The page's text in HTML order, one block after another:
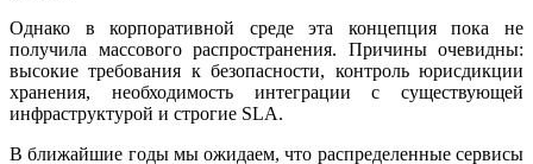
Однако в корпоративной среде эта концепция пока не
получила массового распространения. Причины очевидны:
высокие требования к безопасности, контроль юрисдикции
хранения, необходимость интеграции с существующей
инфраструктурой и строгие SLA.
В ближайшие годы мы ожидаем, что распределенные сервисы